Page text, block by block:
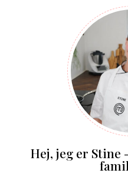
Hej, jeg er Stine